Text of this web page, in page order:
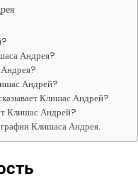
Андрея?
Андрей?
Клишас Андрей?
Клишас Андрей?
Клишаса Андрея.